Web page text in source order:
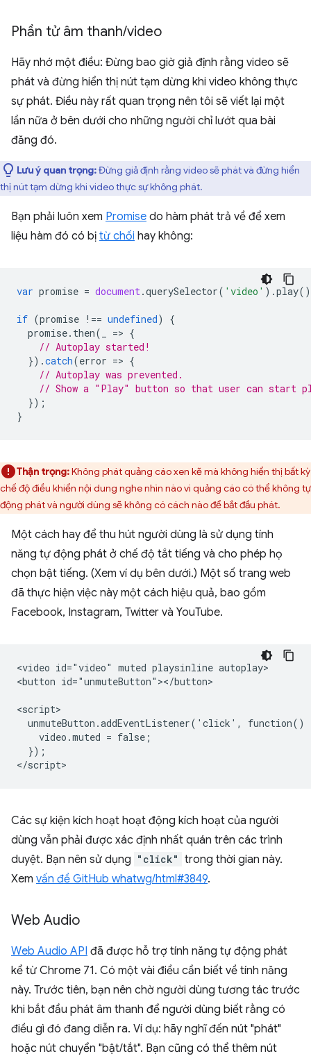
Phần tử âm thanh/video
Hãy nhớ một điều: Đừng bao giờ giả định rằng video sẽ
phát và đừng hiển thị nút tạm dừng khi video không thực
sự phát. Điều này rất quan trọng nên tôi sẽ viết lại một
lần nữa ở bên dưới cho những người chỉ lướt qua bài
đăng đó.
Lưu ý quan trọng:Đừng giả định rằng video sẽ phát và đừng hiển
thị nút tạm dừng khi video thực sự không phát.
Bạn phải luôn xem Promise do hàm phát trả về để xem
liệu hàm đó có bị từ chối hay không:
var promise = document .querySelector( 'video' ).play
if (promise !== undefined)
{
promise. then( => {
// Autoplay started!
}).catch(error => {
// Autoplay was prevented.
// Show a "Play" button so that user can start
});
}
Thận trọng:Không phát quảng cáo xen kẽ mà không hiển thị bất kỳ
chế độ điều khiển nội dung nghe nhìn nào vì quảng cáo có thể không tự
động phát và người dùng sẽ không có cách nào để bắt đầu phát.
Một cách hay để thu hút người dùng là sử dụng tính
năng tự động phát ở chế độ tắt tiếng và cho phép họ
chọn bật tiếng. (Xem ví dụ bên dưới.) Một số trang web
đã thực hiện việc này một cách hiệu quả, bao gồm
Facebook, Instagram, Twitter và YouTube.
<video id="video" muted playsinline autoplay>
<button id="unmuteButton"></button>
<script>
unmuteButton.addEventListener('click', function()
    video.muted = false;
  });
Các sự kiện kích hoạt hoạt động kích hoạt của người
dùng vẫn phải được xác định nhất quán trên các trình
duyệt. Bạn nên sử dụng "click" trong thời gian này.
Xem vấn đề GitHub whatwg/html#3849.
Web Audio
Web Audio API đã được hỗ trợ tính năng tự động phát
kể từ Chrome 71. Có một vài điều cần biết về tính năng
này. Trước tiên, bạn nên chờ người dùng tương tác trước
khi bắt đầu phát âm thanh để người dùng biết rằng có
điều gì đó đang diễn ra. Ví dụ: hãy nghĩ đến nút "phát"
hoặc nút chuyển "bật/tắt". Bạn cũng có thể thêm nút